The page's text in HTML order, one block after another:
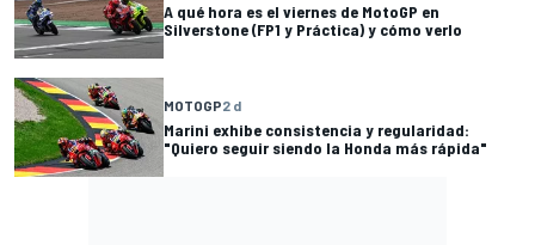
A qué hora es el viernes de MotoGP en
Silverstone (FP1 y Práctica) y cómo verlo
MOTOGP2 d
Marini exhibe consistencia y regularidad:
"Quiero seguir siendo la Honda más rápida"